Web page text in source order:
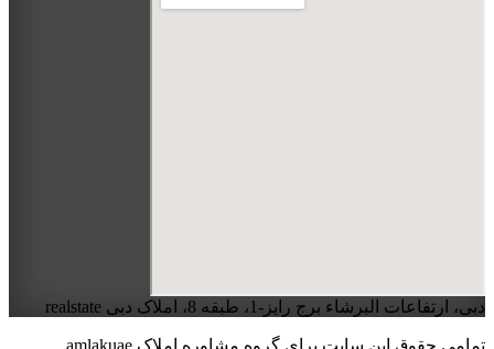
دبی، ارتفاعات البرشاء برج رایز-1، طبقه 8، املاک دبی realstate